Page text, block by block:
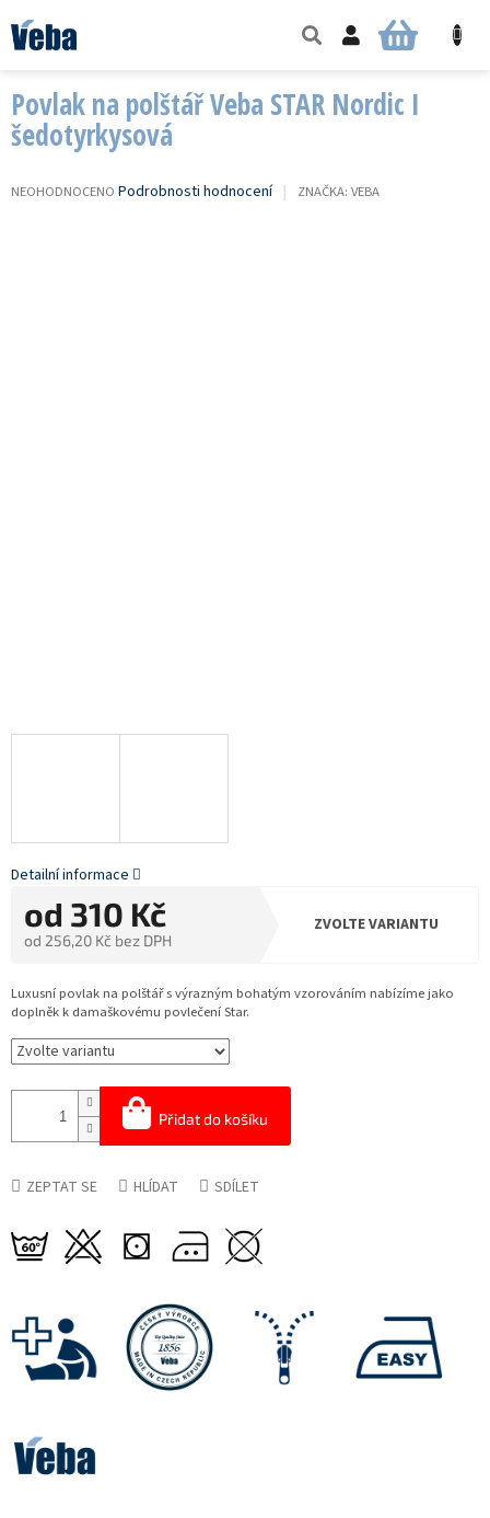
na
obsah
NÁKUPNÍ
Povlak na polštář Veba STAR Nordic I
šedotyrkysová
PRŮMĚRNÉ
NEOHODNOCENO Podrobnosti hodnocení ZNAČKA: VEBA
od 310 Kč
od 256,20 Kč bez DPH
cena:
ZVOLTE VARIANTU
Přidat do košíku
Luxusní povlak na polštář s výrazným bohatým vzorováním nabízíme jako
doplněk k damaškovému povlečení Star.
Detailní informace
ZEPTAT SE HLÍDAT SDÍLET